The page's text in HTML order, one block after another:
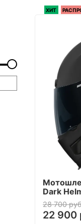
ХИТ
Dark
28 700
22 900